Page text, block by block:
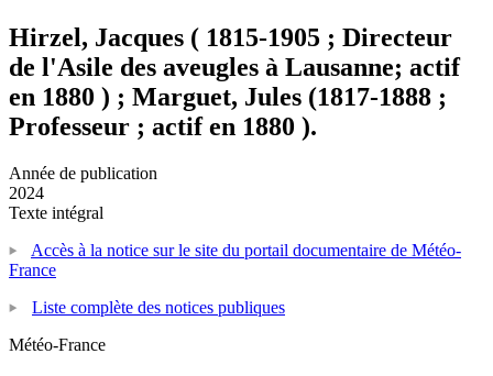
Hirzel, Jacques ( 1815-1905 ; Directeur
de l'Asile des aveugles à Lausanne; actif
en 1880 ) ; Marguet, Jules (1817-1888 ;
Professeur ; actif en 1880 ).
Année de publication
2024
Texte intégral
Accès à la notice sur le site du portail documentaire de Météo-
France
Liste complète des notices publiques
Météo-France